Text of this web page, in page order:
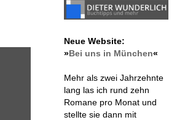
Neue Website:
»Bei uns in München«
Mehr als zwei Jahrzehnte
lang las ich rund zehn
Romane pro Monat und
stellte sie dann mit